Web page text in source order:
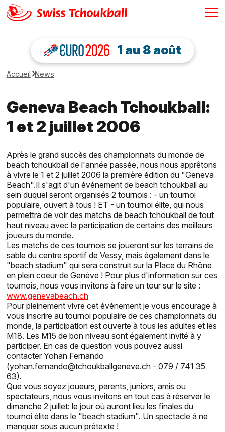
1 au 8 août
Accueil News
Geneva Beach Tchoukball:
1 et 2 juillet 2006
Après le grand succès des championnats du monde de
beach tchoukball de l'année passée, nous nous apprêtons
à vivre le 1 et 2 juillet 2006 la première édition du "Geneva
Beach".Il s'agit d'un événement de beach tchoukball au
sein duquel seront organisés 2 tournois : - un tournoi
populaire, ouvert à tous ! ET - un tournoi élite, qui nous
permettra de voir des matchs de beach tchoukball de tout
haut niveau avec la participation de certains des meilleurs
joueurs du monde.
Les matchs de ces tournois se joueront sur les terrains de
sable du centre sportif de Vessy, mais également dans le
"beach stadium" qui sera construit sur la Place du Rhône
en plein coeur de Genève ! Pour plus d'information sur ces
tournois, nous vous invitons à faire un tour sur le site :
www.genevabeach.ch
Pour pleinement vivre cet événement je vous encourage à
vous inscrire au tournoi populaire de ces championnats du
monde, la participation est ouverte à tous les adultes et les
M18. Les M15 de bon niveau sont également invité à y
participer. En cas de question vous pouvez aussi
contacter Yohan Fernando
(yohan.fernando@tchoukballgeneve.ch - 079 / 741 35
63).
Que vous soyez joueurs, parents, juniors, amis ou
spectateurs, nous vous invitons en tout cas à réserver le
dimanche 2 juillet: le jour où auront lieu les finales du
tournoi élite dans le "beach stadium". Un spectacle à ne
manquer sous aucun prétexte !